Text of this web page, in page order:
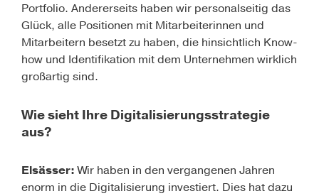
Portfolio. Andererseits haben wir personalseitig das
Glück, alle Positionen mit Mitarbeiterinnen und
Mitarbeitern besetzt zu haben, die hinsichtlich Know-
how und Identifikation mit dem Unternehmen wirklich
großartig sind.
Wie sieht Ihre Digitalisierungsstrategie
aus?
Elsässer:Wir haben in den vergangenen Jahren
enorm in die Digitalisierung investiert. Dies hat dazu